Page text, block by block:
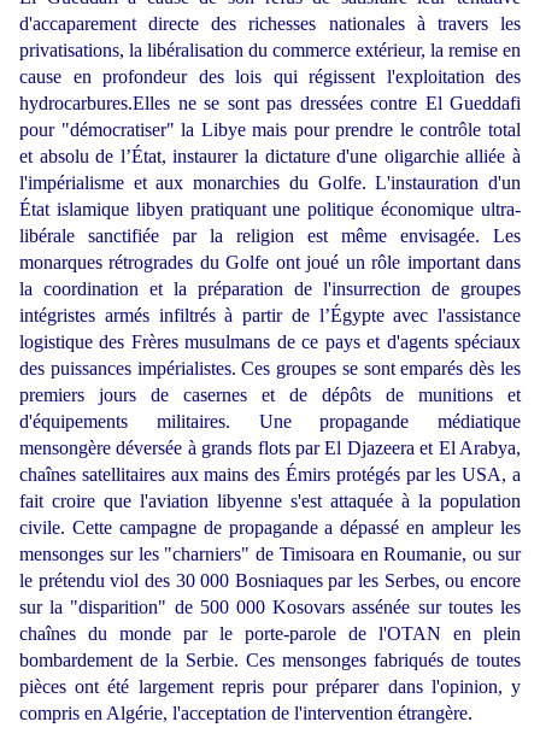
d'accaparement directe des richesses nationales à travers les
privatisations, la libéralisation du commerce extérieur, la remise en
cause en profondeur des lois qui régissent l'exploitation des
hydrocarbures.Elles ne se sont pas dressées contre El Gueddafi
pour "démocratiser" la Libye mais pour prendre le contrôle total
et absolu de l’État, instaurer la dictature d'une oligarchie alliée à
l'impérialisme et aux monarchies du Golfe. L'instauration d'un
État islamique libyen pratiquant une politique économique ultra-
libérale sanctifiée par la religion est même envisagée. Les
monarques rétrogrades du Golfe ont joué un rôle important dans
la coordination et la préparation de l'insurrection de groupes
intégristes armés infiltrés à partir de l’Égypte avec l'assistance
logistique des Frères musulmans de ce pays et d'agents spéciaux
des puissances impérialistes. Ces groupes se sont emparés dès les
premiers jours de casernes et de dépôts de munitions et
d'équipements militaires. Une propagande médiatique
mensongère déversée à grands flots par El Djazeera et El Arabya,
chaînes satellitaires aux mains des Émirs protégés par les USA, a
fait croire que l'aviation libyenne s'est attaquée à la population
civile. Cette campagne de propagande a dépassé en ampleur les
mensonges sur les "charniers" de Timisoara en Roumanie, ou sur
le prétendu viol des 30 000 Bosniaques par les Serbes, ou encore
sur la "disparition" de 500 000 Kosovars assénée sur toutes les
chaînes du monde par le porte-parole de l'OTAN en plein
bombardement de la Serbie. Ces mensonges fabriqués de toutes
pièces ont été largement repris pour préparer dans l'opinion, y
compris en Algérie, l'acceptation de l'intervention étrangère.